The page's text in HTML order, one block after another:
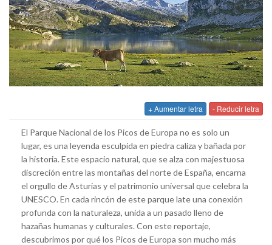
+ Aumentar letra - Reducir letra
El Parque Nacional de los Picos de Europa no es solo un
lugar, es una leyenda esculpida en piedra caliza y bañada por
la historia. Este espacio natural, que se alza con majestuosa
discreción entre las montañas del norte de España, encarna
el orgullo de Asturias y el patrimonio universal que celebra la
UNESCO. En cada rincón de este parque late una conexión
profunda con la naturaleza, unida a un pasado lleno de
hazañas humanas y culturales. Con este reportaje,
descubrimos por qué los Picos de Europa son mucho más